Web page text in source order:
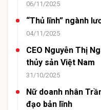
06/11/2025
“Thủ lĩnh” ngành
04/11/2025
CEO Nguyễn Thị
thủy sản Việt Nam
31/10/2025
Nữ doanh nhân
đạo bản lĩnh